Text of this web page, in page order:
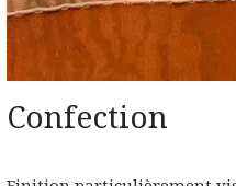
Confection